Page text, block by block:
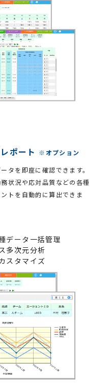
ポート ※オプション
タを即座に確認できます。
状況や応対品質などの各種
トを自動的に算出できま
データ一括管理
多次元分析
スタマイズ